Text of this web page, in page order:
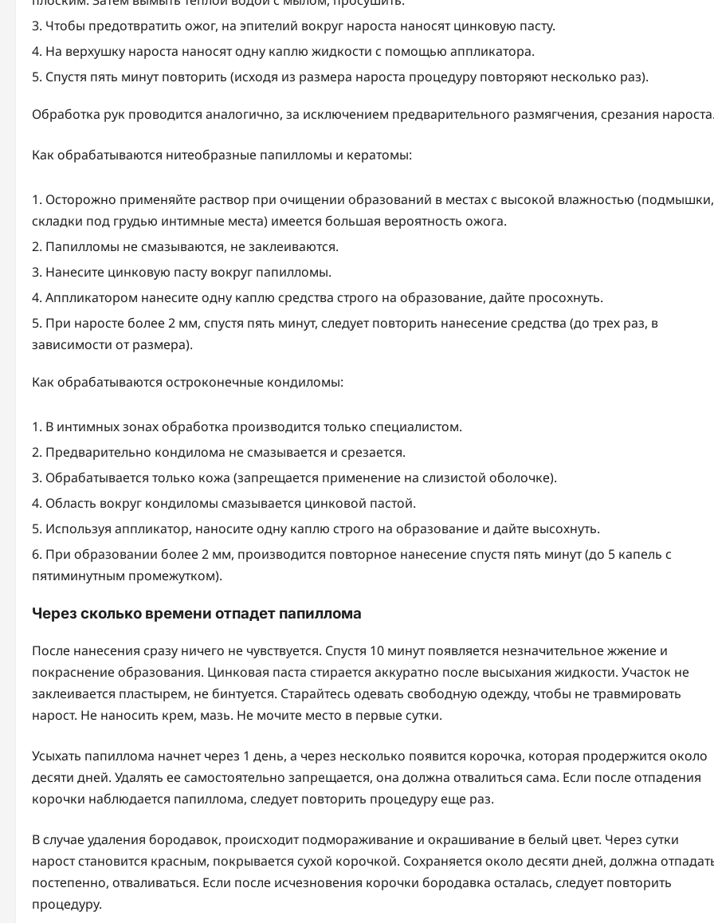
Чтобы предотвратить ожог, на эпителий вокруг нароста наносят цинковую пасту.
На верхушку нароста наносят одну каплю жидкости с помощью аппликатора.
Спустя пять минут повторить (исходя из размера нароста процедуру повторяют несколько раз).
Обработка рук проводится аналогично, за исключением предварительного размягчения, срезания
Как обрабатываются нитеобразные папилломы и кератомы:
Осторожно применяйте раствор при очищении образований в местах с высокой влажностью (подмышки,
складки под грудью интимные места) имеется большая вероятность ожога.
Папилломы не смазываются, не заклеиваются.
Нанесите цинковую пасту вокруг папилломы.
Аппликатором нанесите одну каплю средства строго на образование, дайте просохнуть.
При наросте более 2 мм, спустя пять минут, следует повторить нанесение средства (до трех раз, в
зависимости от размера).
Как обрабатываются остроконечные кондиломы:
В интимных зонах обработка производится только специалистом.
Предварительно кондилома не смазывается и срезается.
Обрабатывается только кожа (запрещается применение на слизистой оболочке).
Область вокруг кондиломы смазывается цинковой пастой.
Используя аппликатор, наносите одну каплю строго на образование и дайте высохнуть.
При образовании более 2 мм, производится повторное нанесение спустя пять минут (до 5 капель с
пятиминутным промежутком).
Через сколько времени отпадет папиллома
После нанесения сразу ничего не чувствуется. Спустя 10 минут появляется незначительное жжение и
покраснение образования. Цинковая паста стирается аккуратно после высыхания жидкости. Участок не
заклеивается пластырем, не бинтуется. Старайтесь одевать свободную одежду, чтобы не травмировать
нарост. Не наносить крем, мазь. Не мочите место в первые сутки.
Усыхать папиллома начнет через 1 день, а через несколько появится корочка, которая продержится около
десяти дней. Удалять ее самостоятельно запрещается, она должна отвалиться сама. Если после отпадения
корочки наблюдается папиллома, следует повторить процедуру еще раз.
В случае удаления бородавок, происходит подмораживание и окрашивание в белый цвет. Через сутки
нарост становится красным, покрывается сухой корочкой. Сохраняется около десяти дней, должна
постепенно, отваливаться. Если после исчезновения корочки бородавка осталась, следует повторить
процедуру.